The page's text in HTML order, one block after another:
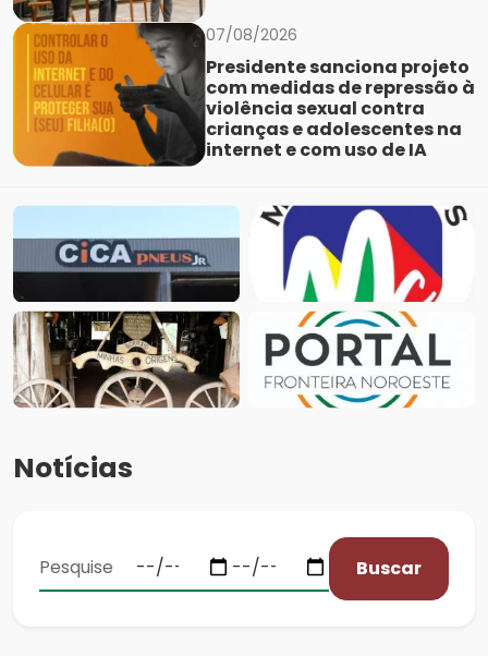
07/08/2026
Presidente sanciona projeto
com medidas de repressão à
violência sexual contra
crianças e adolescentes na
internet e com uso de IA
Notícias
Buscar